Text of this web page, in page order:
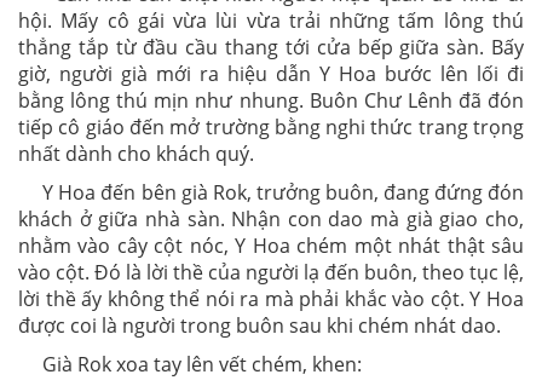
hội. Mấy cô gái vừa lùi vừa trải những tấm lông thú
thẳng tắp từ đầu cầu thang tới cửa bếp giữa sàn. Bấy
giờ, người già mới ra hiệu dẫn Y Hoa bước lên lối đi
bằng lông thú mịn như nhung. Buôn Chư Lênh đã đón
tiếp cô giáo đến mở trường bằng nghi thức trang trọng
nhất dành cho khách quý.
Y Hoa đến bên già Rok, trưởng buôn, đang đứng đón
khách ở giữa nhà sàn. Nhận con dao mà già giao cho,
nhằm vào cây cột nóc, Y Hoa chém một nhát thật sâu
vào cột. Đó là lời thề của người lạ đến buôn, theo tục lệ,
lời thề ấy không thể nói ra mà phải khắc vào cột. Y Hoa
được coi là người trong buôn sau khi chém nhát dao.
Già Rok xoa tay lên vết chém, khen: